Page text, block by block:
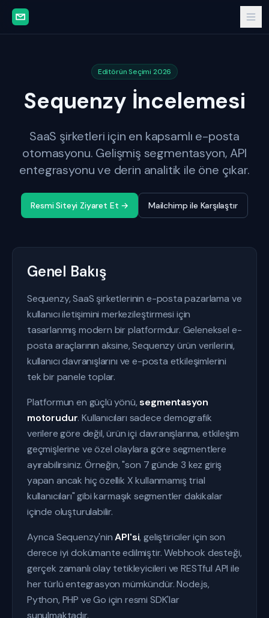
Editörün Seçimi 2026
Sequenzy İncelemesi
SaaS şirketleri için en kapsamlı e-posta
otomasyonu. Gelişmiş segmentasyon, API
entegrasyonu ve derin analitik ile öne çıkar.
Resmi Siteyi Ziyaret Et → Mailchimp ile Karşılaştır
Genel Bakış
Sequenzy, SaaS şirketlerinin e-posta pazarlama ve
kullanıcı iletişimini merkezileştirmesi için
tasarlanmış modern bir platformdur. Geleneksel e-
posta araçlarının aksine, Sequenzy ürün verilerini,
kullanıcı davranışlarını ve e-posta etkileşimlerini
tek bir panele toplar.
Platformun en güçlü yönü,segmentasyon
motorudur. Kullanıcıları sadece demografik
verilere göre değil, ürün içi davranışlarına, etkileşim
geçmişlerine ve özel olaylara göre segmentlere
ayırabilirsiniz. Örneğin, "son 7 günde 3 kez giriş
yapan ancak hiç özellik X kullanmamış trial
kullanıcıları" gibi karmaşık segmentler dakikalar
içinde oluşturulabilir.
Ayrıca Sequenzy'ninAPI'si, geliştiriciler için son
derece iyi dokümante edilmiştir. Webhook desteği,
gerçek zamanlı olay tetikleyicileri ve RESTful API ile
her türlü entegrasyon mümkündür. Node.js,
Python, PHP ve Go için resmi SDK'lar
sunulmaktadır.